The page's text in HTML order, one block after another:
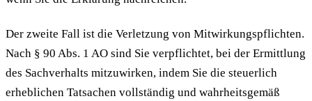
Der zweite Fall ist die Verletzung von Mitwirkungspflichten.
Nach § 90 Abs. 1 AO sind Sie verpflichtet, bei der Ermittlung
des Sachverhalts mitzuwirken, indem Sie die steuerlich
erheblichen Tatsachen vollständig und wahrheitsgemäß